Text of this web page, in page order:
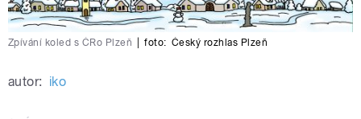
Zpívání koled s ČRo Plzeň foto: Český rozhlas Plzeň
autor: iko